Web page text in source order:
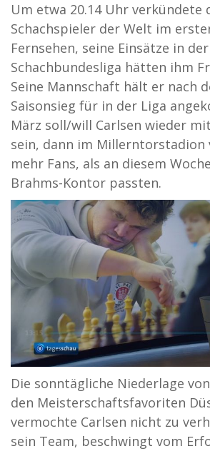
Um etwa 20.14 Uhr verkündete
Schachspieler der Welt im
Fernsehen, seine Einsätze in der
Schachbundesliga hätten ihm
Seine Mannschaft hält er nach
Saisonsieg für in der Liga
März soll/will Carlsen wieder
sein, dann im Millerntorstadion
mehr Fans, als an diesem
Brahms-Kontor passten.
Die sonntägliche Niederlage
den Meisterschaftsfavoriten
vermochte Carlsen nicht zu
sein Team, beschwingt vom